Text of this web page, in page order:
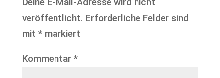
veröffentlicht. Erforderliche Felder sind
mit *markiert
Kommentar *